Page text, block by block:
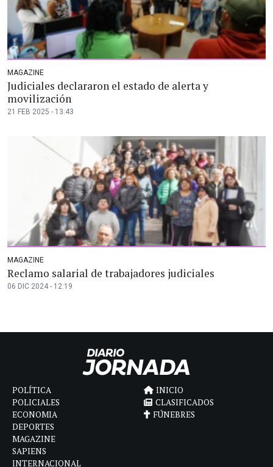
MAGAZINE
Judiciales declararon el estado de alerta y
movilización
21 FEB 2025 - 13:43
MAGAZINE
Reclamo salarial de trabajadores judiciales
06 DIC 2024 - 12:19
POLÍTICA
POLICIALES
ECONOMIA
DEPORTES
MAGAZINE
SAPIENS
INTERNACIONAL
INICIO
CLASIFICADOS
FÚNEBRES